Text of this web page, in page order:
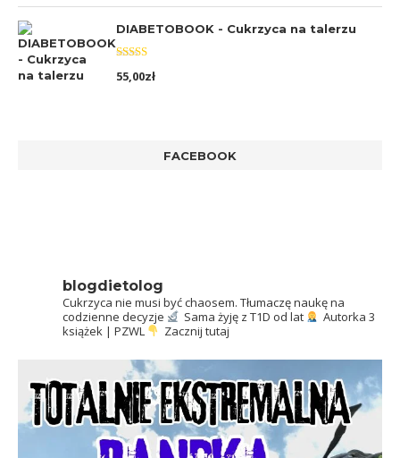
DIABETOBOOK - Cukrzyca na talerzu
Oceniono
5.00na 5
55,00zł
FACEBOOK
blogdietolog
Cukrzyca nie musi być chaosem. Tłumaczę naukę na
codzienne decyzje
Sama żyję z T1D od lat
Autorka 3
książek | PZWL
Zacznij tutaj